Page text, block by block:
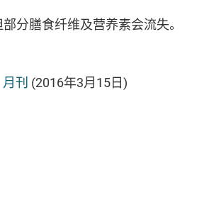
分膳食纤维及营养素会流失。
刊 (2016年3月15日)